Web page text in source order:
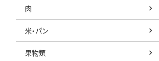
肉
米・パン
果物類